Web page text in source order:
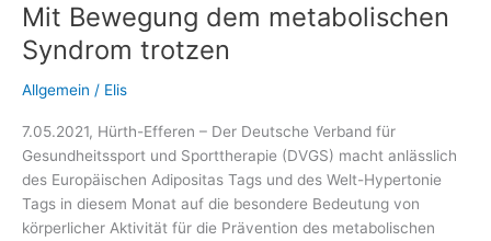
Problem
der
Bauchspeicheldrüse
ist
Mit Bewegung dem metabolischen
Syndrom trotzen
Allgemein / Elis
7.05.2021, Hürth-Efferen – Der Deutsche Verband für
Gesundheitssport und Sporttherapie (DVGS) macht anlässlich
des Europäischen Adipositas Tags und des Welt-Hypertonie
Tags in diesem Monat auf die besondere Bedeutung von
körperlicher Aktivität für die Prävention des metabolischen